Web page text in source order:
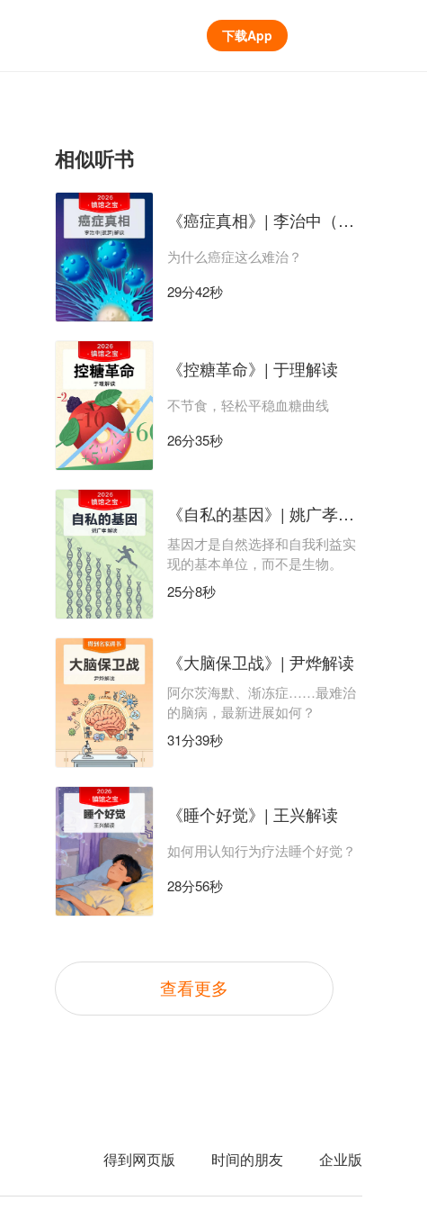
下载App
相似听书
《癌症真相》| 李治中（菠萝）解读
为什么癌症这么难治？
29分42秒
《控糖革命》| 于理解读
不节食，轻松平稳血糖曲线
26分35秒
《自私的基因》| 姚广孝解读
基因才是自然选择和自我利益实
现的基本单位，而不是生物。
25分8秒
《大脑保卫战》| 尹烨解读
阿尔茨海默、渐冻症……最难治
的脑病，最新进展如何？
31分39秒
《睡个好觉》| 王兴解读
如何用认知行为疗法睡个好觉？
28分56秒
查看更多
得到网页版 时间的朋友 企业版